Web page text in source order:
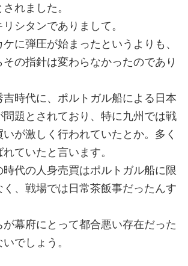
れました。
シタンでありまして。
に弾圧が始まったというよりも、
の指針は変わらなかったのであり
吉時代に、ポルトガル船による日本
問題とされており、特に九州では戦
が激しく行われていたとか。多く
ていたと言います。
時代の人身売買はポルトガル船に限
く、戦場では日常茶飯事だったんす
幕府にとって都合悪い存在だった
でしょう。